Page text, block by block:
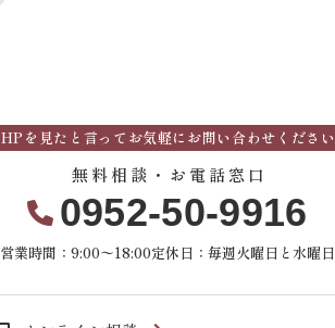
HPを見たと言ってお気軽にお問い合わせください
無料相談・お電話窓口
0952-50-9916
営業時間：9:00〜18:00定休日：毎週火曜日と水曜日